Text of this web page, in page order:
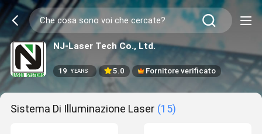
NJ-Laser Tech Co., Ltd.
19 YEARS 5.0 Fornitore verificato
Sistema Di Illuminazione Laser (15)